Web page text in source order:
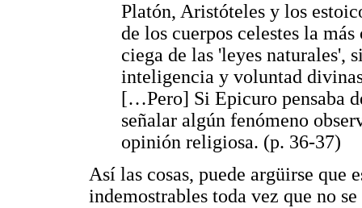
Platón, Aristóteles y los
de los cuerpos celestes la
ciega de las 'leyes naturales',
inteligencia y voluntad
[…Pero] Si Epicuro pensaba
señalar algún fenómeno
opinión religiosa. (p. 36-37)
Así las cosas, puede argüirse que
indemostrables toda vez que no